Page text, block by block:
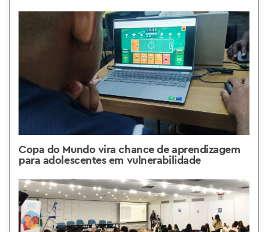
Copa do Mundo vira chance de aprendizagem
para adolescentes em vulnerabilidade